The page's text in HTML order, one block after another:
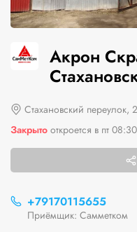
Акрон
Стахановский переулок,
Закрыто откроется в пт 08:30
+79170115655
Приёмщик: Самметком